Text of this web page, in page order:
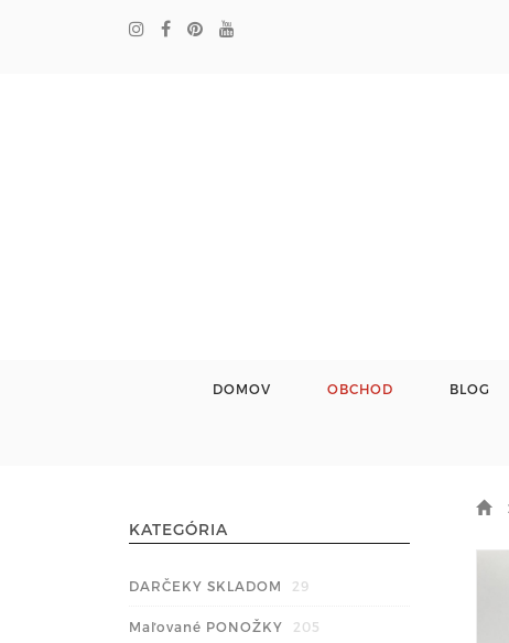
DOMOV OBCHOD BLOG
KATEGÓRIA
DARČEKY SKLADOM 29
Maľované PONOŽKY
205